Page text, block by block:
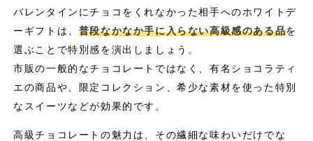
バレンタインにチョコをくれなかった相手へのホワイトデ
ーギフトは、 普段なかなか手に入らない高級感のある品を
選ぶことで特別感を演出しましょう。
市販の一般的なチョコレートではなく、有名ショコラティ
エの商品や、限定コレクション、希少な素材を使った特別
なスイーツなどが効果的です。
高級チョコレートの魅力は、その繊細な味わいだけでな